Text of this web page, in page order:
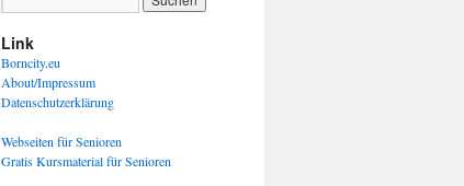
Link
Borncity.eu
About/Impressum
Datenschutzerklärung
Webseiten für Senioren
Gratis Kursmaterial für Senioren